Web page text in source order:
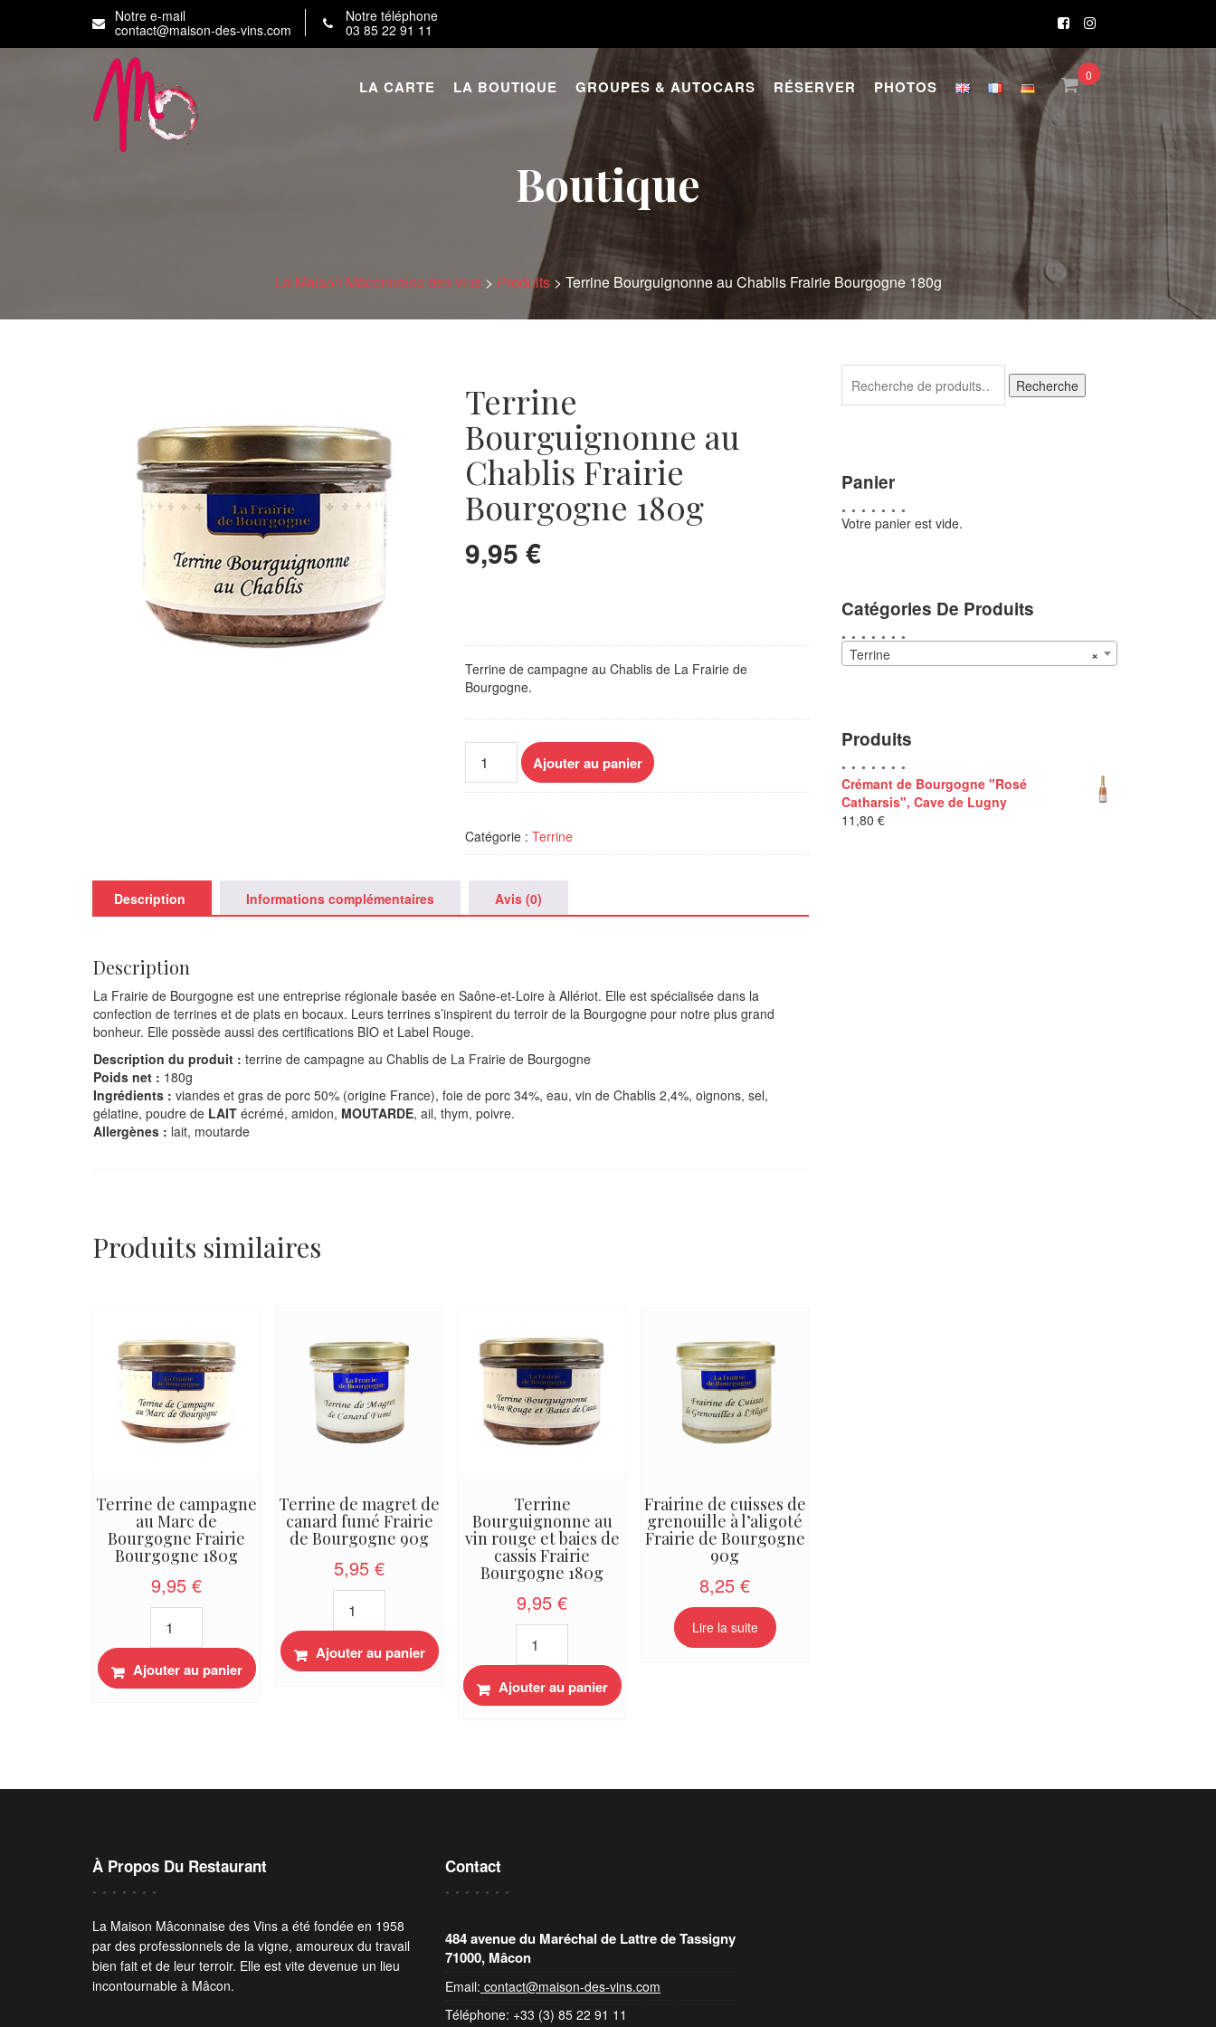
content
Notre e-mail
contact@maison-des-vins.com
Notre téléphone
03 85 22 91 11
0
LA CARTE LA BOUTIQUE GROUPES & AUTOCARS RÉSERVER PHOTOS
Boutique
La Maison Mâconnaise des vins> Produits> Terrine Bourguignonne au Chablis Frairie Bourgogne 180g
Terrine
Bourguignonne au
Chablis Frairie
Bourgogne 180g
9,95 €
Terrine de campagne au Chablis de La Frairie de
Bourgogne.
Terrine
Chablis
Frairie
Bourgogne
Ajouter au panier
Catégorie : Terrine
Description Informations complémentaires Avis (0)
Description
La Frairie de Bourgogne est une entreprise régionale basée en Saône-et-Loire à Allériot. Elle est spécialisée dans la
confection de terrines et de plats en bocaux. Leurs terrines s’inspirent du terroir de la Bourgogne pour notre plus grand
bonheur. Elle possède aussi des certifications BIO et Label Rouge.
Description du produit : terrine de campagne au Chablis de La Frairie de Bourgogne
Poids net : 180g
Ingrédients : viandes et gras de porc 50% (origine France), foie de porc 34%, eau, vin de Chablis 2,4%, oignons, sel,
gélatine, poudre de LAIT écrémé, amidon, MOUTARDE, ail, thym, poivre.
Allergènes : lait, moutarde
Produits similaires
Terrine de campagne
au Marc de
Bourgogne Frairie
Bourgogne 180g
9,95€
Terrine
de
campagne
Ajouter au panier
Terrine de magret de
canard fumé Frairie
de Bourgogne 90g
5,95€
Terrine
de
magret
Ajouter au panier
Terrine
Bourguignonne au
vin rouge et baies de
cassis Frairie
Bourgogne 180g
9,95€
Terrine
Bourguignonne
au
de
Ajouter au panier
Frairine de cuisses de
grenouille à l’aligoté
Frairie de Bourgogne
90g
8,25€
Lire la suite
pour :
Recherche
Panier
Votre panier est vide.
Catégories De Produits
×
Terrine
Produits
Crémant de Bourgogne "Rosé
Catharsis", Cave de Lugny
11,80€
À Propos Du Restaurant
La Maison Mâconnaise des Vins a été fondée en 1958
par des professionnels de la vigne, amoureux du travail
bien fait et de leur terroir. Elle est vite devenue un lieu
incontournable à Mâcon.
Contact
484 avenue du Maréchal de Lattre de Tassigny
71000, Mâcon
Email: contact@maison-des-vins.com
Téléphone: +33 (3) 85 22 91 11